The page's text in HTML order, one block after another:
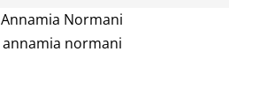
Annamia Normani
annamia normani